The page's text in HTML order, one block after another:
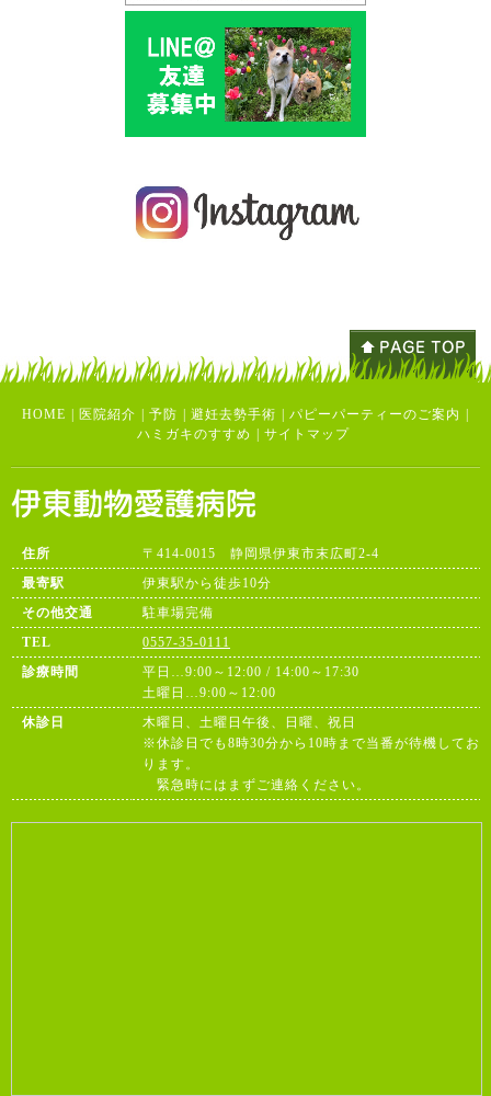
HOME | 医院紹介 | 予防 | 避妊去勢手術 | パピーパーティーのご案内 |
ハミガキのすすめ | サイトマップ
住所
〒414-0015 静岡県伊東市末広町2-4
最寄駅
伊東駅から徒歩10分
その他交通
駐車場完備
TEL
0557-35-0111
診療時間
平日…9:00～12:00 / 14:00～17:30
土曜日…9:00～12:00
休診日
木曜日、土曜日午後、日曜、祝日
※休診日でも8時30分から10時まで当番が待機してお
ります。
緊急時にはまずご連絡ください。